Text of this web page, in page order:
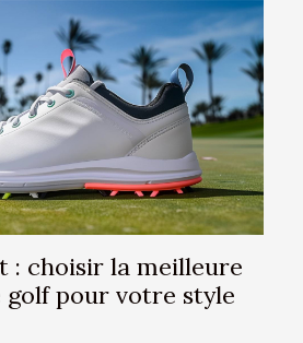
: choisir la meilleure
golf pour votre style